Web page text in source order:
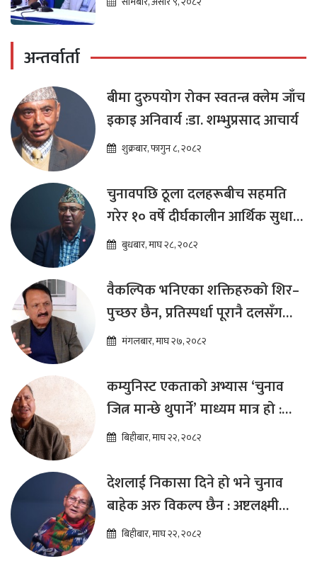
अन्तर्वार्ता
बीमा दुरुपयोग रोक्न स्वतन्त्र क्लेम जाँच
इकाइ अनिवार्य :डा. शम्भुप्रसाद आचार्य
शुक्रबार, फागुन ८, २०८२
चुनावपछि ठूला दलहरूबीच सहमति
गरेर १० वर्षे दीर्घकालीन आर्थिक सुधार
कार्यक्रम ल्याउनुपर्छ : हेमराज ढकाल
बुधबार, माघ २८, २०८२
वैकल्पिक भनिएका शक्तिहरुको शिर–
पुच्छर छैन, प्रतिस्पर्धा पूरानै दलसँग
हुन्छ : डा.प्रकाश शरण महत
मंगलबार, माघ २७, २०८२
कम्युनिस्ट एकताको अभ्यास ‘चुनाव
जित्न मान्छे थुपार्ने’ माध्यम मात्र हो :
विप्लव
बिहीबार, माघ २२, २०८२
देशलाई निकासा दिने हो भने चुनाव
बाहेक अरु विकल्प छैन : अष्टलक्ष्मी
शाक्यबिहीबार, माघ २२, २०८२